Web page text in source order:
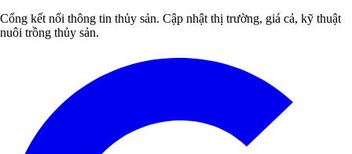
Cổng kết nối thông tin thủy sản. Cập nhật thị trường, giá cả, kỹ thuật
nuôi trồng thủy sản.